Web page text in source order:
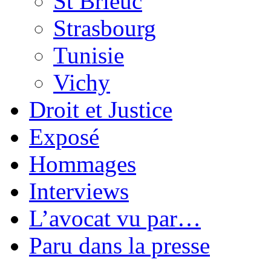
Strasbourg
Tunisie
Vichy
Droit et Justice
Exposé
Hommages
Interviews
L’avocat vu par…
Paru dans la presse